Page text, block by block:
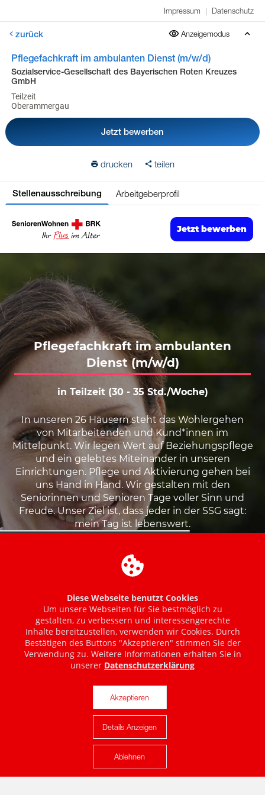
Impressum | Datenschutz
zurück Anzeigemodus
Pflegefachkraft im ambulanten Dienst (m/w/d)
Sozialservice-Gesellschaft des Bayerischen Roten Kreuzes
GmbH
Teilzeit
Oberammergau
Jetzt bewerben
drucken teilen
Stellenausschreibung Arbeitgeberprofil
Karte anzeigen
Diese Webseite benutzt Cookies
Um unsere Webseiten für Sie bestmöglich zu
gestalten, zu verbessern und interessengerechte
Inhalte bereitzustellen, verwenden wir Cookies. Durch
Bestätigen des Buttons "Akzeptieren" stimmen Sie der
Verwendung zu. Weitere Informationen erhalten Sie in
unserer Datenschutzerklärung
Akzeptieren
Details Anzeigen
Ablehnen